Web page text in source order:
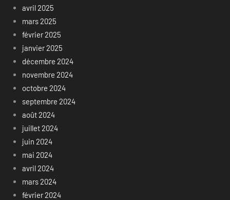
avril 2025
mars 2025
février 2025
janvier 2025
décembre 2024
novembre 2024
octobre 2024
septembre 2024
août 2024
juillet 2024
juin 2024
mai 2024
avril 2024
mars 2024
février 2024